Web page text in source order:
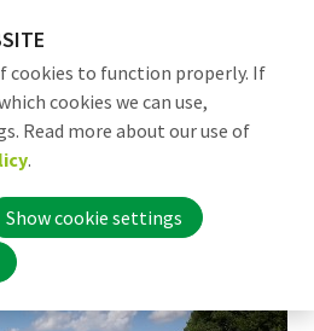
cookies to function properly. If
cookies we can use,
Read more about our use of
.
Show cookie settings